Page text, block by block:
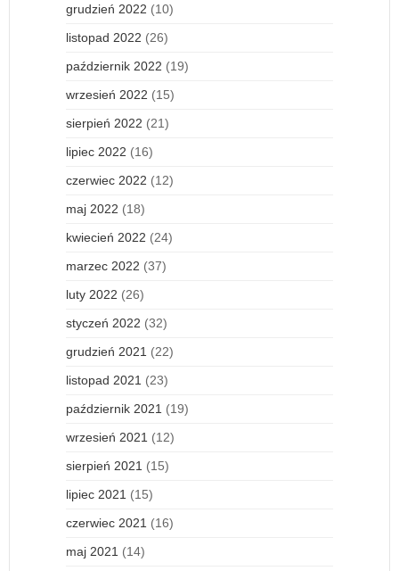
grudzień 2022 (10)
listopad 2022 (26)
październik 2022 (19)
wrzesień 2022 (15)
sierpień 2022 (21)
lipiec 2022 (16)
czerwiec 2022 (12)
maj 2022 (18)
kwiecień 2022 (24)
marzec 2022 (37)
luty 2022 (26)
styczeń 2022 (32)
grudzień 2021 (22)
listopad 2021 (23)
październik 2021 (19)
wrzesień 2021 (12)
sierpień 2021 (15)
lipiec 2021 (15)
czerwiec 2021 (16)
maj 2021 (14)